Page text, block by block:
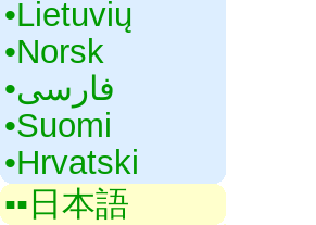
•‎Lietuvių
•‎Norsk
•‎فارسی
•‎Suomi
•‎Hrvatski
▪▪‎日本語